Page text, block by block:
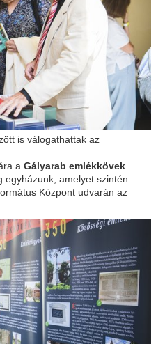
is válogathattak az
a Gályarab emlékkövek
egyházunk, amelyet szintén
Központ udvarán az